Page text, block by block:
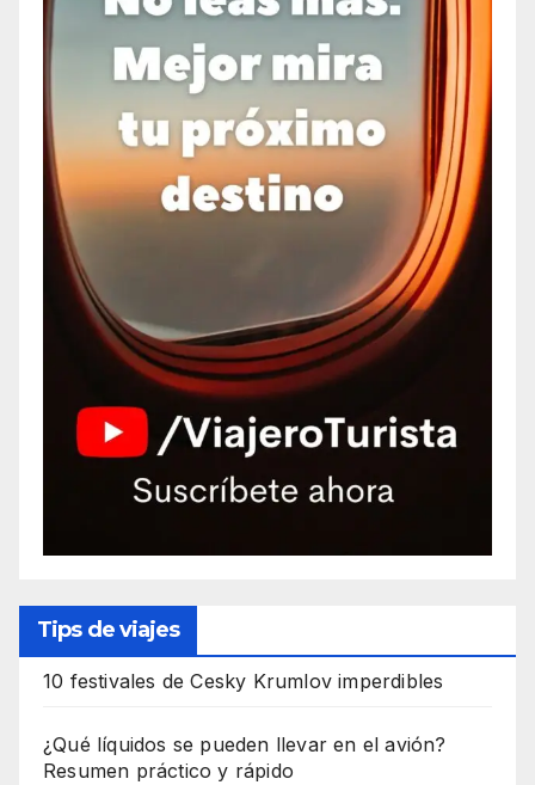
Tips de viajes
10 festivales de Cesky Krumlov imperdibles
¿Qué líquidos se pueden llevar en el avión?
Resumen práctico y rápido